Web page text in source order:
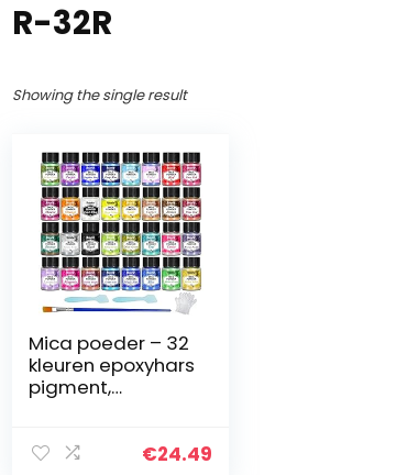
‎R-32R
Showing the single result
Mica poeder – 32
kleuren epoxyhars
pigment,
metallic
€24.49